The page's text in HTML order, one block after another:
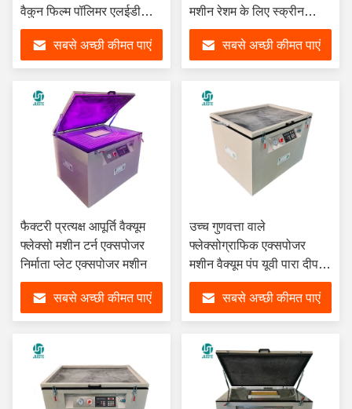
वैकुन फिल्म पॉलिमर एलईडी
स्वचालित यूवी एक्सपोजर मशीन
सबसे अच्छी कीमत पाएं
मशीन रेशम के लिए स्क्रीन
प्रिंटिंग प्लेट बनाने पैड प्रिंटिंग
सबसे अच्छी कीमत पाएं
फैक्टरी प्रत्यक्ष आपूर्ति वैक्यूम
फ्लेक्सो मशीन टर्न एक्सपोजर
निर्माता प्लेट एक्सपोजर मशीन
सबसे अच्छी कीमत पाएं
उच्च गुणवत्ता वाले
फ्लेक्सोग्राफिक एक्सपोजर
मशीन वैक्यूम पंप यूवी पारा दीपक
फ्लेक्सो प्लेट वैकुन फ्रेम
एक्सपोजर मशीन
सबसे अच्छी कीमत पाएं